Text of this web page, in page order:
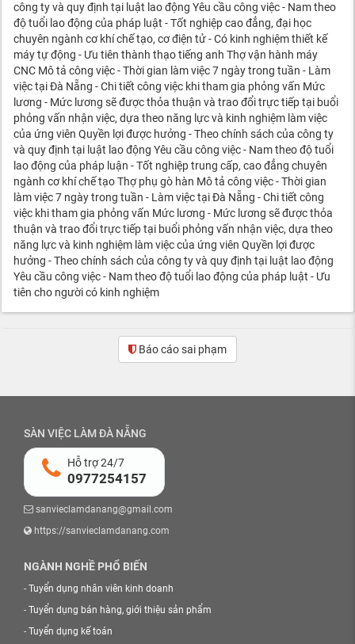
công ty và quy định tại luật lao động Yêu cầu công việc - Nam theo
độ tuổi lao động của pháp luật - Tốt nghiệp cao đẳng, đại học
chuyên ngành cơ khí chế tạo, cơ điện tử - Có kinh nghiệm thiết kế
máy tự động - Ưu tiên thành thạo tiếng anh Thợ vận hành máy
CNC Mô tả công việc - Thời gian làm việc 7 ngày trong tuần - Làm
việc tại Đà Nẵng - Chi tiết công việc khi tham gia phỏng vấn Mức
lương - Mức lương sẽ được thỏa thuận và trao đổi trực tiếp tại buổi
phỏng vấn nhận việc, dựa theo năng lực và kinh nghiệm làm việc
của ứng viên Quyền lợi được hưởng - Theo chính sách của công ty
và quy định tại luật lao động Yêu cầu công việc - Nam theo độ tuổi
lao động của pháp luận - Tốt nghiệp trung cấp, cao đẳng chuyên
ngành cơ khí chế tạo Thợ phụ gò hàn Mô tả công việc - Thời gian
làm việc 7 ngày trong tuần - Làm việc tại Đà Nẵng - Chi tiết công
việc khi tham gia phỏng vấn Mức lương - Mức lương sẽ được thỏa
thuận và trao đổi trực tiếp tại buổi phỏng vấn nhận việc, dựa theo
năng lực và kinh nghiệm làm việc của ứng viên Quyền lợi được
hưởng - Theo chính sách của công ty và quy định tại luật lao động
Yêu cầu công việc - Nam theo độ tuổi lao động của pháp luật - Ưu
tiên cho người có kinh nghiệm
Báo cáo sai phạm
SÀN VIỆC LÀM ĐÀ NẴNG
Hỗ trợ 24/7
0977254157
sanvieclamdanang@gmail.com
https://sanvieclamdanang.com
NGÀNH NGHỀ PHỔ BIẾN
- Tuyển dụng nhân viên kinh doanh
- Tuyển dụng bán hàng, giới thiệu sản phẩm
- Tuyển dụng kế toán